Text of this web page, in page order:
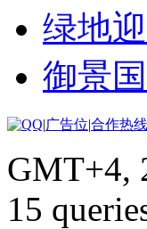
绿地
御景
|广告位|合作热线
GMT+4,
15